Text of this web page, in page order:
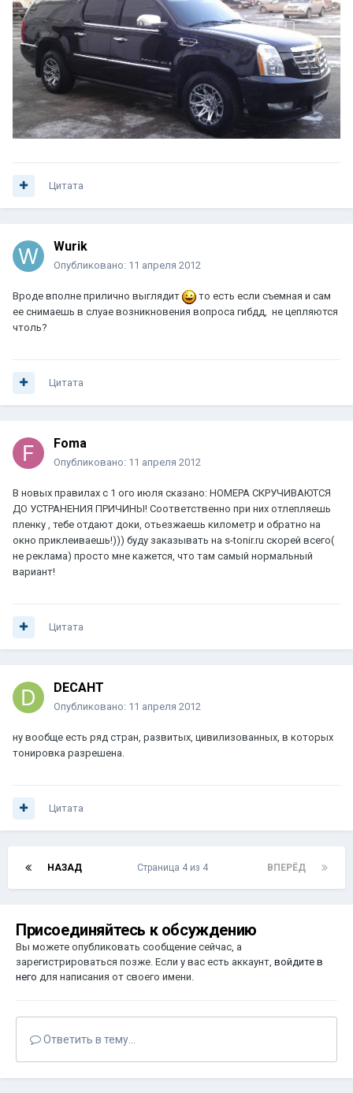
Цитата
Wurik
Опубликовано: 11 апреля 2012
Вроде вполне прилично выглядит
то есть если съемная и сам
ее снимаешь в слуае возникновения вопроса гибдд, не цепляются
чтоль?
Цитата
Foma
Опубликовано: 11 апреля 2012
В новых правилах с 1 ого июля сказано: НОМЕРА СКРУЧИВАЮТСЯ
ДО УСТРАНЕНИЯ ПРИЧИНЫ! Соответственно при них отлепляешь
пленку , тебе отдают доки, отьезжаешь километр и обратно на
окно приклеиваешь!))) буду заказывать на s-tonir.ru скорей всего(
не реклама) просто мне кажется, что там самый нормальный
вариант!
Цитата
DECAHT
Опубликовано: 11 апреля 2012
ну вообще есть ряд стран, развитых, цивилизованных, в которых
тонировка разрешена.
Цитата
НАЗАД ВПЕРЁД
Страница 4 из 4
Присоединяйтесь к обсуждению
Вы можете опубликовать сообщение сейчас, а
зарегистрироваться позже. Если у вас есть аккаунт, войдите в
него для написания от своего имени.
Ответить в тему...